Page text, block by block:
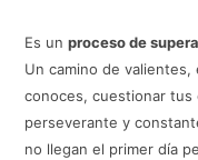
Es unproceso de
Un camino de
conoces, cuestionar
perseverante y
no llegan el primer día